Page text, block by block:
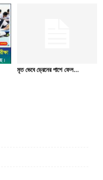
মৃত ভেবে ড্রেনের পাশে ফেল...